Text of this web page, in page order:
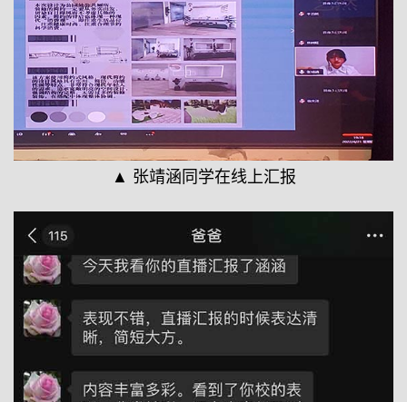
▲ 张靖涵同学在线上汇报